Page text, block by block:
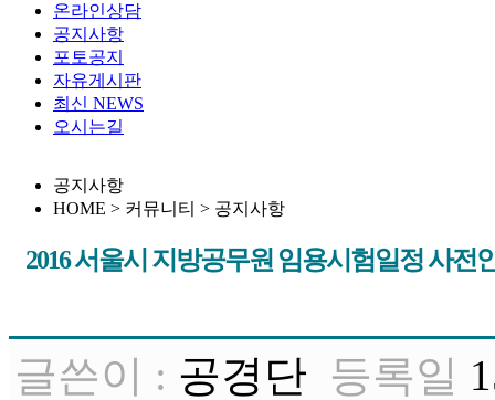
온라인상담
공지사항
포토공지
자유게시판
최신 NEWS
오시는길
공지사항
HOME > 커뮤니티 > 공지사항
2016 서울시 지방공무원 임용시험일정 사전
글쓴이 : 공경단 등록일